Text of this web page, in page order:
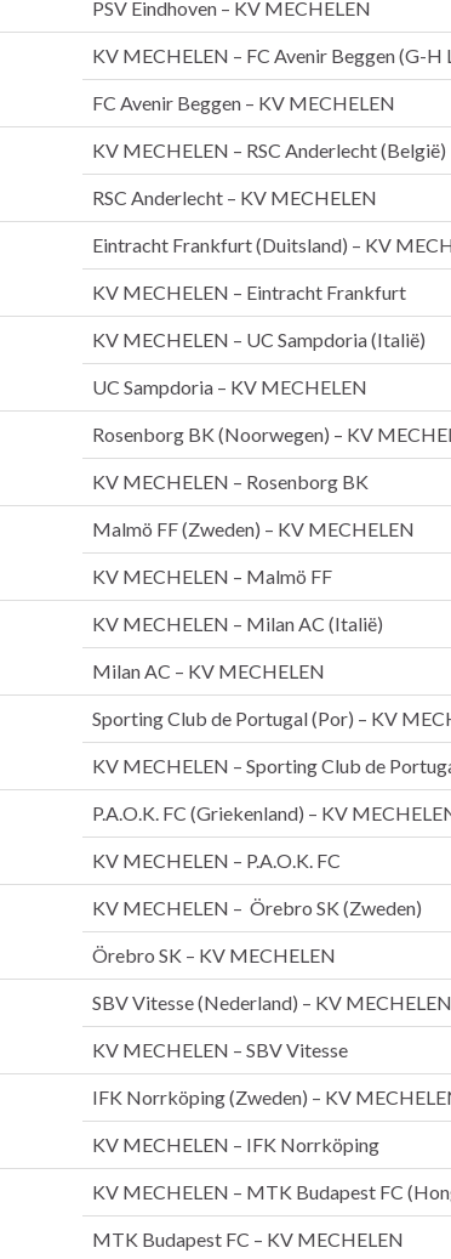
PSV Eindhoven – KV MECHELEN
KV MECHELEN – FC Avenir Beggen (G-H
FC Avenir Beggen – KV MECHELEN
KV MECHELEN – RSC Anderlecht (België)
RSC Anderlecht – KV MECHELEN
Eintracht Frankfurt (Duitsland) – KV
KV MECHELEN – Eintracht Frankfurt
KV MECHELEN – UC Sampdoria (Italië)
UC Sampdoria – KV MECHELEN
Rosenborg BK (Noorwegen) – KV
KV MECHELEN – Rosenborg BK
Malmö FF (Zweden) – KV MECHELEN
KV MECHELEN – Malmö FF
KV MECHELEN – Milan AC (Italië)
Milan AC – KV MECHELEN
Sporting Club de Portugal (Por) – KV
KV MECHELEN – Sporting Club de
P.A.O.K. FC (Griekenland) – KV
KV MECHELEN – P.A.O.K. FC
KV MECHELEN – Örebro SK (Zweden)
Örebro SK – KV MECHELEN
SBV Vitesse (Nederland) – KV MECHELEN
KV MECHELEN – SBV Vitesse
IFK Norrköping (Zweden) – KV
KV MECHELEN – IFK Norrköping
KV MECHELEN – MTK Budapest FC
MTK Budapest FC – KV MECHELEN